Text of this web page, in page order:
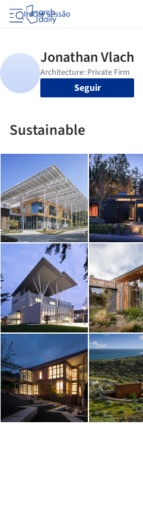
Iniciar sessão
Seguir
Sustainable